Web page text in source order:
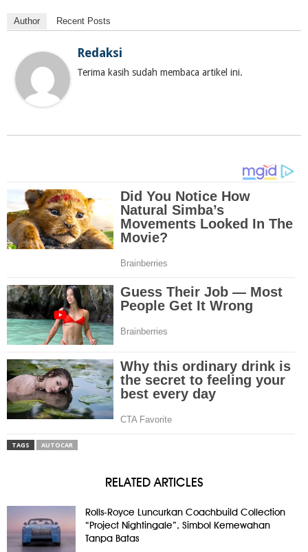
Author Recent Posts
Redaksi
Terima kasih sudah membaca artikel ini.
TAGS AUTOCAR
RELATED ARTICLES
Rolls-Royce Luncurkan Coachbuild Collection
“Project Nightingale”, Simbol Kemewahan
Tanpa Batas